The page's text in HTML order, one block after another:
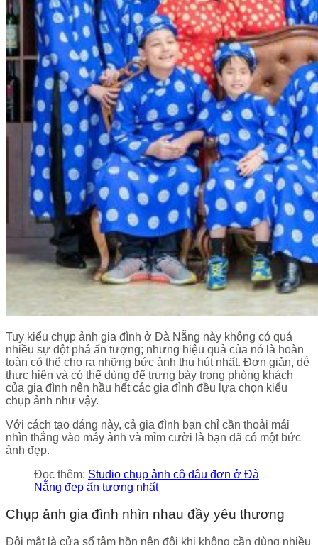
Tuy kiểu chụp ảnh gia đình ở Đà Nẵng này không có quá
nhiều sự đột phá ấn tượng; nhưng hiệu quả của nó là hoàn
toàn có thể cho ra những bức ảnh thu hút nhất. Đơn giản, dễ
thực hiện và có thể dùng để trưng bày trong phòng khách
của gia đình nên hầu hết các gia đình đều lựa chọn kiểu
chụp ảnh như vậy.
Với cách tạo dáng này, cả gia đình bạn chỉ cần thoải mái
nhìn thẳng vào máy ảnh và mỉm cười là bạn đã có một bức
ảnh đẹp.
Đọc thêm: Studio chụp ảnh cô dâu đơn ở Đà
Nẵng đẹp ấn tượng nhất
Chụp ảnh gia đình nhìn nhau đầy yêu thương
Đôi mắt là cửa sổ tâm hồn nên đôi khi không cần dùng nhiều